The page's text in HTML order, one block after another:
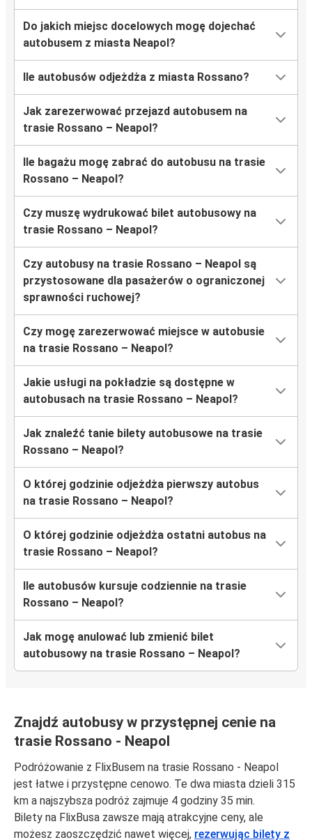
Do jakich miejsc docelowych mogę dojechać
autobusem z miasta Neapol?
Ile autobusów odjeżdża z miasta Rossano?
Jak zarezerwować przejazd autobusem na
trasie Rossano – Neapol?
Ile bagażu mogę zabrać do autobusu na trasie
Rossano – Neapol?
Czy muszę wydrukować bilet autobusowy na
trasie Rossano – Neapol?
Czy autobusy na trasie Rossano – Neapol są
przystosowane dla pasażerów o ograniczonej
sprawności ruchowej?
Czy mogę zarezerwować miejsce w autobusie
na trasie Rossano – Neapol?
Jakie usługi na pokładzie są dostępne w
autobusach na trasie Rossano – Neapol?
Jak znaleźć tanie bilety autobusowe na trasie
Rossano – Neapol?
O której godzinie odjeżdża pierwszy autobus
na trasie Rossano – Neapol?
O której godzinie odjeżdża ostatni autobus na
trasie Rossano – Neapol?
Ile autobusów kursuje codziennie na trasie
Rossano – Neapol?
Jak mogę anulować lub zmienić bilet
autobusowy na trasie Rossano – Neapol?
Znajdź autobusy w przystępnej cenie na
trasie Rossano - Neapol
Podróżowanie z FlixBusem na trasie Rossano - Neapol
jest łatwe i przystępne cenowo. Te dwa miasta dzieli 315
km a najszybsza podróż zajmuje 4 godziny 35 min.
Bilety na FlixBusa zawsze mają atrakcyjne ceny, ale
możesz zaoszczędzić nawet więcej, rezerwując bilety z